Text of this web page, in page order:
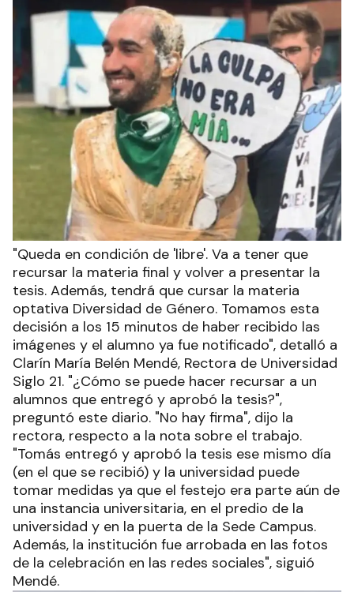
"Queda en condición de 'libre'. Va a tener que
recursar la materia final y volver a presentar la
tesis. Además, tendrá que cursar la materia
optativa Diversidad de Género. Tomamos esta
decisión a los 15 minutos de haber recibido las
imágenes y el alumno ya fue notificado", detalló a
Clarín María Belén Mendé, Rectora de Universidad
Siglo 21. "¿Cómo se puede hacer recursar a un
alumnos que entregó y aprobó la tesis?",
preguntó este diario. "No hay firma", dijo la
rectora, respecto a la nota sobre el trabajo.
"Tomás entregó y aprobó la tesis ese mismo día
(en el que se recibió) y la universidad puede
tomar medidas ya que el festejo era parte aún de
una instancia universitaria, en el predio de la
universidad y en la puerta de la Sede Campus.
Además, la institución fue arrobada en las fotos
de la celebración en las redes sociales", siguió
Mendé.